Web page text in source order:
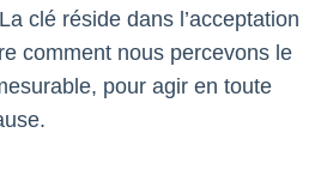
clé réside dans l’acceptation
comment nous percevons le
pour agir en toute